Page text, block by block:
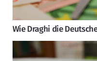
Wie Draghi die